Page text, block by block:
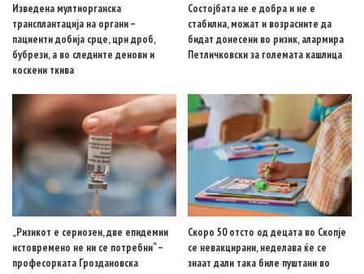
Изведена мултиорганска
трансплантација на органи –
пациенти добија срце, црн дроб,
бубрези, а во следните денови и
коскени ткива
Состојбата не е добра и не е
стабилна, можат и возрасните да
бидат донесени во ризик, алармира
Петличковски за големата кашлица
„Ризикот е сериозен, две епидемии
истовремено не ни се потребни“ –
професорката Гроздановска
Скоро 50 отсто од децата во Скопје
се невакцирани, неделава ќе се
знаат дали така биле пуштани во